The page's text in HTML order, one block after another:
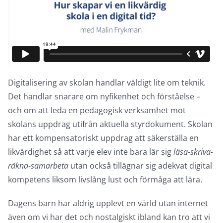
Digitalisering av skolan handlar väldigt lite om teknik.
Det handlar snarare om nyfikenhet och förståelse –
och om att leda en pedagogisk verksamhet mot
skolans uppdrag utifrån aktuella styrdokument. Skolan
har ett kompensatoriskt uppdrag att säkerställa en
likvärdighet så att varje elev inte bara lär sigläsa-skriva-
räkna-samarbeta utan också tillägnar sig adekvat digital
kompetens liksom livslång lust och förmåga att lära.
Dagens barn har aldrig upplevt en värld utan internet
även om vi har det och nostalgiskt ibland kan tro att vi